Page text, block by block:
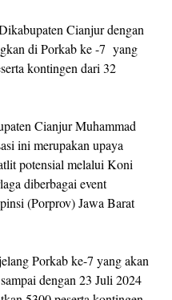
Cianjur dengan
di Porkab ke -7 yang
kontingen dari 32
Cianjur Muhammad
ini merupakan upaya
potensial melalui Koni
diberbagai event
(Porprov) Jawa Barat
Porkab ke-7 yang akan
dengan 23 Juli 2024